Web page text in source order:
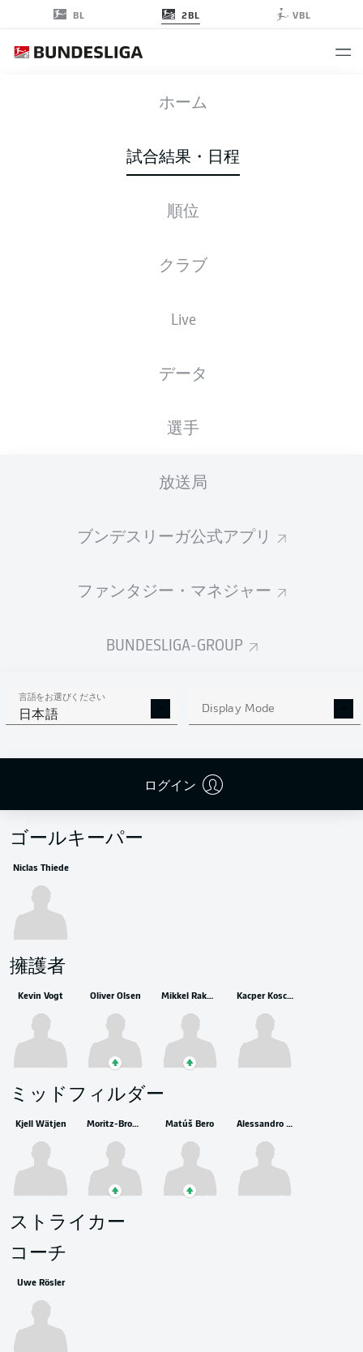
BL 2BL VBL
ホーム
試合結果・日程
順位
クラブ
Live
データ
選手
放送局
ブンデスリーガ公式アプリ
ファンタジー・マネジャー
BUNDESLIGA-GROUP
言語をお選びください
日本語 Display Mode
ログイン
BOC FCN
1 1
スターティングメンバー
スターティングメンバー
Timo Horn
Mats Pannewig Cajetan Lenz
Callum Marshall
ゴールキーパー
Niclas Thiede
擁護者
Kevin Vogt Oliver Olsen Mikkel Rakneberg Kacper Koscierski
ミッドフィルダー
Kjell Wätjen Moritz-Broni Kwarteng Matúš Bero Alessandro Crimaldi
ストライカー
コーチ
Uwe Rösler